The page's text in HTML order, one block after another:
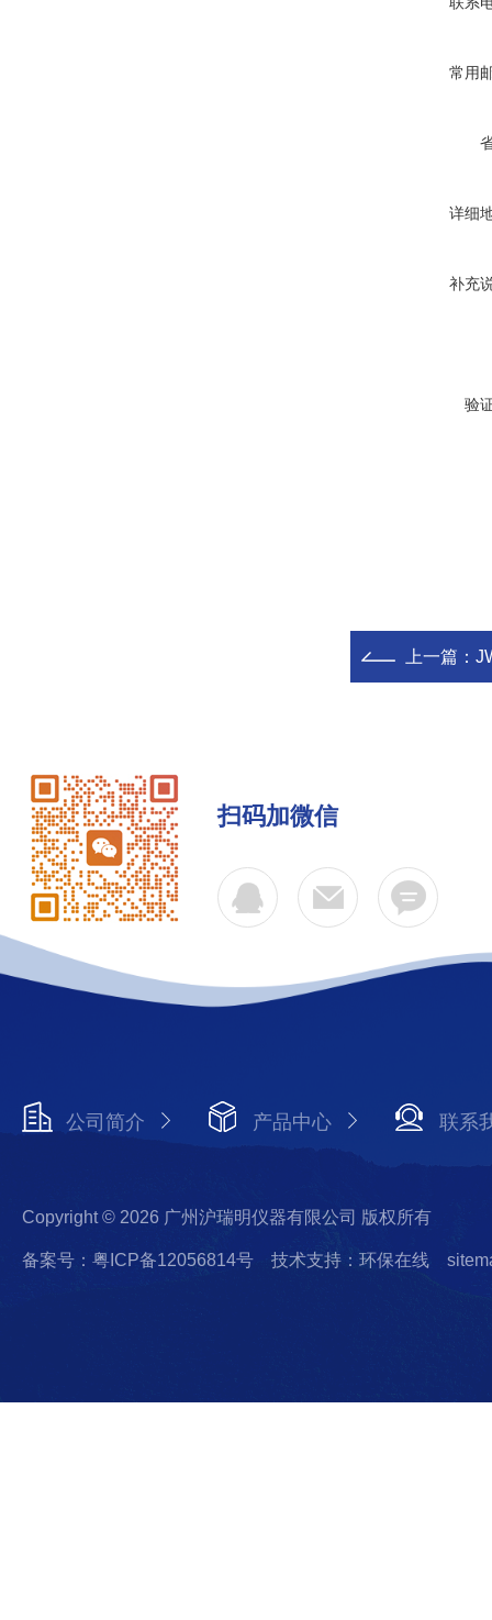
常用
详细
补充
验
上一篇：
扫码加微信
公司简介 产品中心 联系
Copyright © 2026 广州沪瑞明仪器有限公司 版权所有
备案号：粤ICP备12056814号 技术支持：环保在线